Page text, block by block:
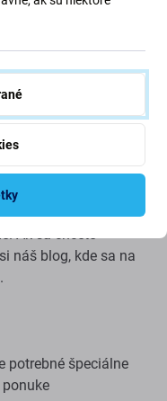
%
predávaný ako
noriem,
Toto je kópia
ako Aftermarket
minimálne rozdiely
Ak sa chcete
náš blog, kde sa na
potrebné špeciálne